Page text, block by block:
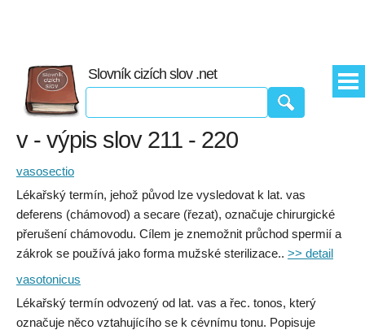
Slovník cizích slov .net
v - výpis slov 211 - 220
vasosectio
Lékařský termín, jehož původ lze vysledovat k lat. vas
deferens (chámovod) a secare (řezat), označuje chirurgické
přerušení chámovodu. Cílem je znemožnit průchod spermií a
zákrok se používá jako forma mužské sterilizace.. >> detail
vasotonicus
Lékařský termín odvozený od lat. vas a řec. tonos, který
označuje něco vztahujícího se k cévnímu tonu. Popisuje